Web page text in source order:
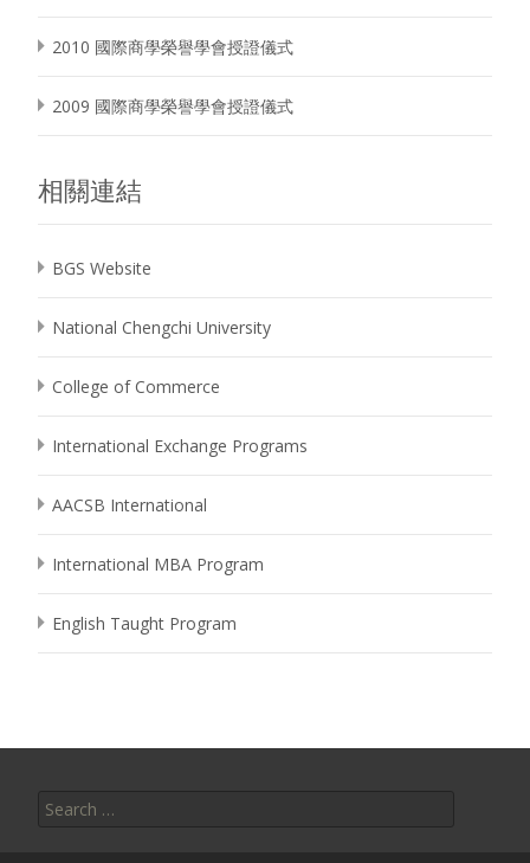
2010 國際商學榮譽學會授證儀式
2009 國際商學榮譽學會授證儀式
相關連結
BGS Website
National Chengchi University
College of Commerce
International Exchange Programs
AACSB International
International MBA Program
English Taught Program
for: